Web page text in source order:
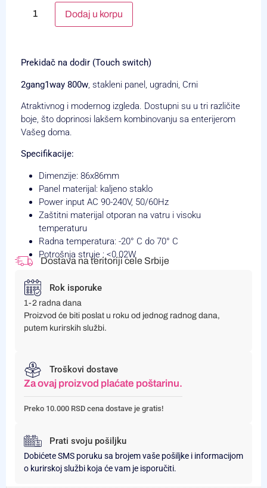
Dodaj u korpu
Prekidač na dodir (Touch switch)
2gang1way 800w, stakleni panel, ugradni, Crni
Atraktivnog i modernog izgleda. Dostupni su u tri različite
boje, što doprinosi lakšem kombinovanju sa enterijerom
Vašeg doma.
Specifikacije:
Dimenzije: 86x86mm
Panel materijal: kaljeno staklo
Power input AC 90-240V, 50/60Hz
Zaštitni materijal otporan na vatru i visoku
temperaturu
Radna temperatura: -20° C do 70° C
Potrošnja struje : <0.02W
Dostava na teritoriji cele Srbije
Rok isporuke
1-2 radna dana
Proizvod će biti poslat u roku od jednog radnog dana,
putem kurirskih službi.
Troškovi dostave
Za ovaj proizvod plaćate poštarinu.
Preko 10.000 RSD cena dostave je gratis!
Prati svoju pošiljku
Dobićete SMS poruku sa brojem vaše pošiljke i informacijom
o kurirskoj službi koja će vam je isporučiti.